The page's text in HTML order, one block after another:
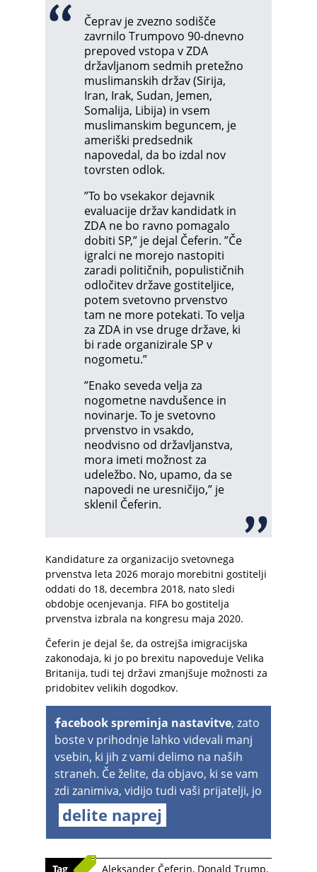
Čeprav je zvezno sodišče
zavrnilo Trumpovo 90-dnevno
prepoved vstopa v ZDA
državljanom sedmih pretežno
muslimanskih držav (Sirija,
Iran, Irak, Sudan, Jemen,
Somalija, Libija) in vsem
muslimanskim beguncem, je
ameriški predsednik
napovedal, da bo izdal nov
tovrsten odlok.
”To bo vsekakor dejavnik
evaluacije držav kandidatk in
ZDA ne bo ravno pomagalo
dobiti SP,” je dejal Čeferin. ”Če
igralci ne morejo nastopiti
zaradi političnih, populističnih
odločitev države gostiteljice,
potem svetovno prvenstvo
tam ne more potekati. To velja
za ZDA in vse druge države, ki
bi rade organizirale SP v
nogometu.”
”Enako seveda velja za
nogometne navdušence in
novinarje. To je svetovno
prvenstvo in vsakdo,
neodvisno od državljanstva,
mora imeti možnost za
udeležbo. No, upamo, da se
napovedi ne uresničijo,” je
sklenil Čeferin.
Kandidature za organizacijo svetovnega
prvenstva leta 2026 morajo morebitni gostitelji
oddati do 18, decembra 2018, nato sledi
obdobje ocenjevanja. FIFA bo gostitelja
prvenstva izbrala na kongresu maja 2020.
Čeferin je dejal še, da ostrejša imigracijska
zakonodaja, ki jo po brexitu napoveduje Velika
Britanija, tudi tej državi zmanjšuje možnosti za
pridobitev velikih dogodkov.
acebook spreminja nastavitve, zato
boste v prihodnje lahko videvali manj
vsebin, ki jih z vami delimo na naših
straneh. Če želite, da objavo, ki se vam
zdi zanimiva, vidijo tudi vaši prijatelji, jo
delite naprej
Tag Aleksander Čeferin, Donald Trump,